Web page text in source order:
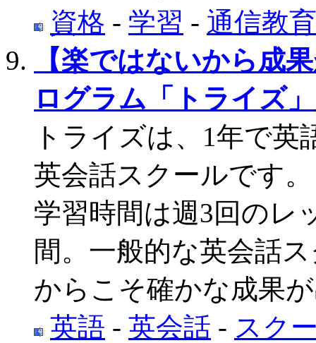
資格 - 学習 - 通信教育
【楽ではないから成
ログラム「トライズ」
トライズは、1年で
英会話スクールです。
学習時間は週3回のレ
間。一般的な英会話
からこそ確かな成果
英語 - 英会話 - スク